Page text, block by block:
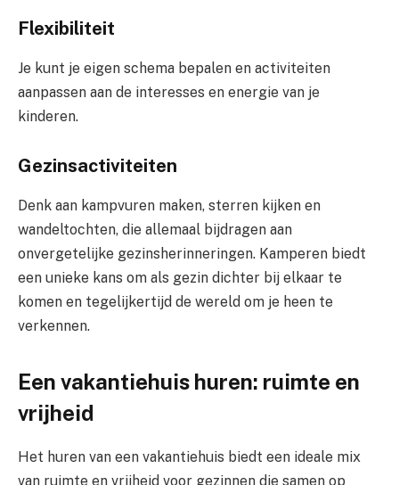
Flexibiliteit
Je kunt je eigen schema bepalen en activiteiten
aanpassen aan de interesses en energie van je
kinderen.
Gezinsactiviteiten
Denk aan kampvuren maken, sterren kijken en
wandeltochten, die allemaal bijdragen aan
onvergetelijke gezinsherinneringen. Kamperen biedt
een unieke kans om als gezin dichter bij elkaar te
komen en tegelijkertijd de wereld om je heen te
verkennen.
Een vakantiehuis huren: ruimte en
vrijheid
Het huren van een vakantiehuis biedt een ideale mix
van ruimte en vrijheid voor gezinnen die samen op